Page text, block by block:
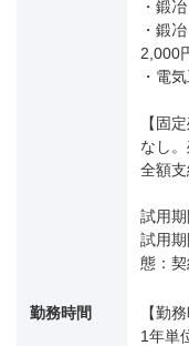
・鍛
・鍛
2,000
・電
【固
なし
全額支
試用
試用
態：
勤務時間
【勤
1年単